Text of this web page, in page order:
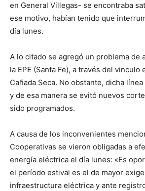
en General Villegas- se encontraba
ese motivo, habían tenido que
día lunes.
A lo citado se agregó un problema de
la EPE (Santa Fe), a través del vinculo
Cañada Seca. No obstante, dicha
y de esa manera se evitó nuevos
sido programados.
A causa de los inconvenientes
Cooperativas se vieron obligadas a
energía eléctrica el día lunes: «Es
el período estival es el de mayor
infraestructura eléctrica y ante